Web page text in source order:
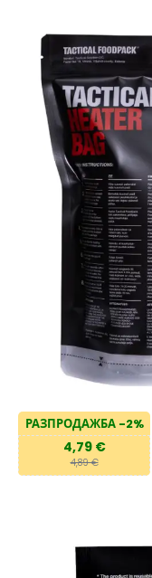
РАЗПРОДАЖБА -2%
4,79 €
4,89 €